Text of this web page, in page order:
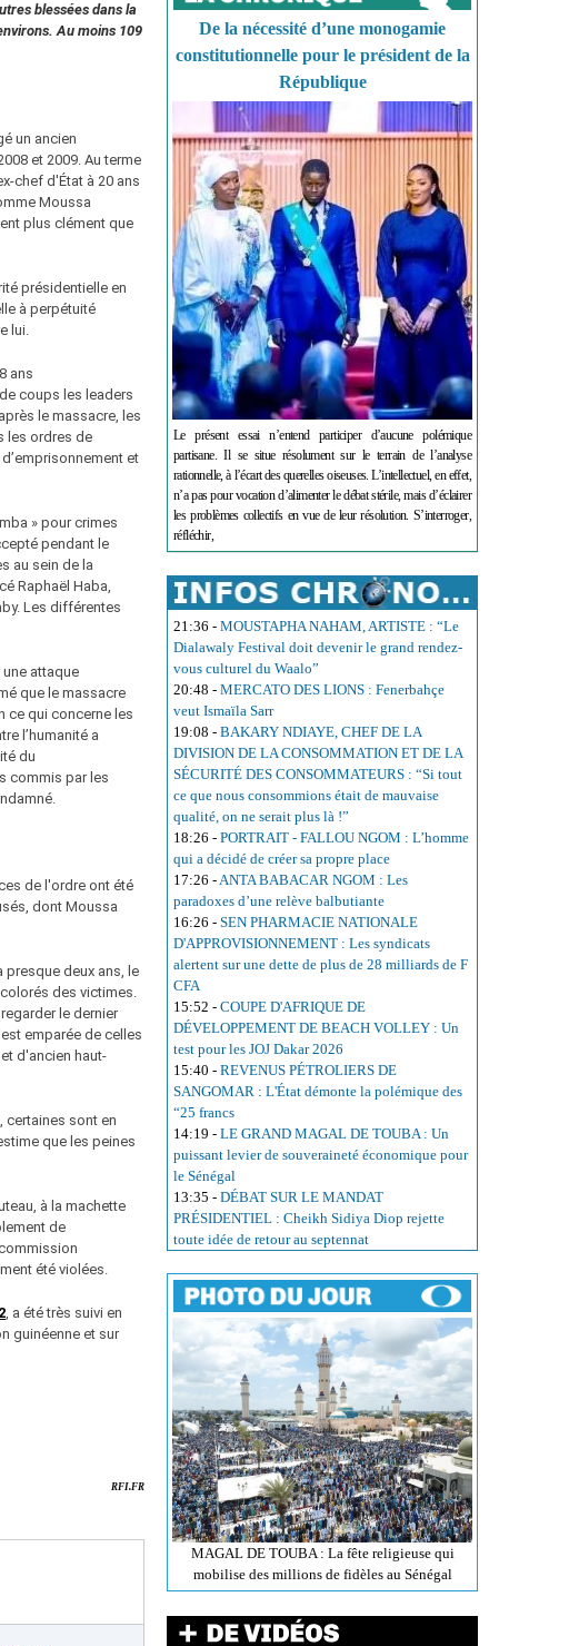
blessées dans la
Au moins 109
un ancien
et 2009. Au terme
chef d'État à 20 ans
Moussa
plus clément que
présidentielle en
à perpétuité
lui.
ans
coups les leaders
le massacre, les
les ordres de
et
» pour crimes
pendant le
au sein de la
Raphaël Haba,
Les différentes
attaque
que le massacre
ce qui concerne les
l’humanité a
du
commis par les
de l'ordre ont été
dont Moussa
presque deux ans, le
des victimes.
le dernier
emparée de celles
d'ancien haut-
certaines sont en
que les peines
à la machette
de
été violées.
, a été très suivi en
guinéenne et sur
RFI.FR
De la nécessité d’une monogamie
constitutionnelle pour le président de la
République
Le présent essai n’entend participer d’aucune polémique
partisane. Il se situe résolument sur le terrain de l’analyse
rationnelle, à l’écart des querelles oiseuses. L’intellectuel, en effet,
n’a pas pour vocation d’alimenter le débat stérile, mais d’éclairer
les problèmes collectifs en vue de leur résolution. S’interroger,
réfléchir,
21:36 - MOUSTAPHA NAHAM, ARTISTE : “Le
Dialawaly Festival doit devenir le grand rendez-
vous culturel du Waalo”
20:48 - MERCATO DES LIONS : Fenerbahçe
veut Ismaïla Sarr
19:08 - BAKARY NDIAYE, CHEF DE LA
DIVISION DE LA CONSOMMATION ET DE LA
SÉCURITÉ DES CONSOMMATEURS : “Si tout
ce que nous consommions était de mauvaise
qualité, on ne serait plus là !”
18:26 - PORTRAIT - FALLOU NGOM : L’homme
qui a décidé de créer sa propre place
17:26 -ANTA BABACAR NGOM : Les
paradoxes d’une relève balbutiante
16:26 - SEN PHARMACIE NATIONALE
D'APPROVISIONNEMENT : Les syndicats
alertent sur une dette de plus de 28 milliards de F
CFA
15:52 - COUPE D'AFRIQUE DE
DÉVELOPPEMENT DE BEACH VOLLEY : Un
test pour les JOJ Dakar 2026
15:40 - REVENUS PÉTROLIERS DE
SANGOMAR : L'État démonte la polémique des
“25 francs
14:19 - LE GRAND MAGAL DE TOUBA : Un
puissant levier de souveraineté économique pour
le Sénégal
13:35 - DÉBAT SUR LE MANDAT
PRÉSIDENTIEL : Cheikh Sidiya Diop rejette
toute idée de retour au septennat
MAGAL DE TOUBA : La fête religieuse qui
mobilise des millions de fidèles au Sénégal